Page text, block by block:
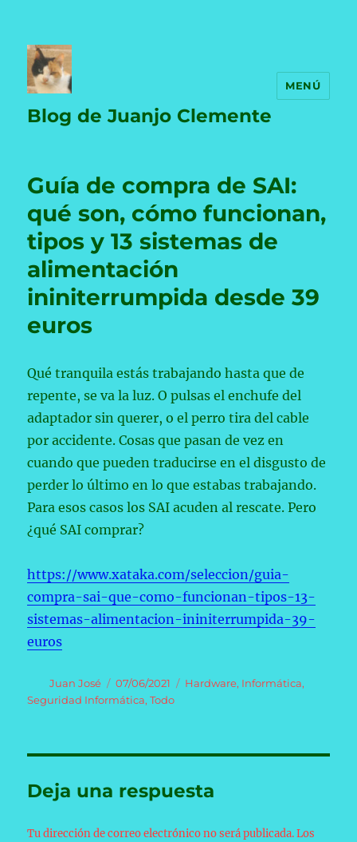
Blog de Juanjo Clemente
MENÚ
Guía de compra de SAI:
qué son, cómo funcionan,
tipos y 13 sistemas de
alimentación
ininiterrumpida desde 39
euros
Qué tranquila estás trabajando hasta que de
repente, se va la luz. O pulsas el enchufe del
adaptador sin querer, o el perro tira del cable
por accidente. Cosas que pasan de vez en
cuando que pueden traducirse en el disgusto de
perder lo último en lo que estabas trabajando.
Para esos casos los SAI acuden al rescate. Pero
¿qué SAI comprar?
https://www.xataka.com/seleccion/guia-
compra-sai-que-como-funcionan-tipos-13-
sistemas-alimentacion-ininiterrumpida-39-
euros
Autor
Juan José
Publicado
el
07/06/2021 Categorías
Hardware, Informática,
Seguridad Informática,Todo
Deja una respuesta
Tu dirección de correo electrónico no será publicada. Los